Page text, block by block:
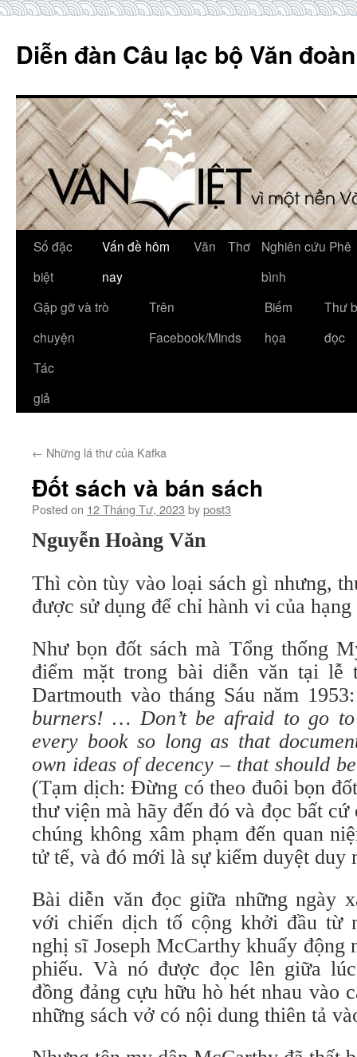
content
Diễn đàn Câu lạc bộ Văn
Số đặc
biệt
Vấn đề hôm
nay
Văn Thơ
Nghiên cứu Phê
bình
Gặp gỡ và trò
chuyện
Trên
Facebook/Minds
Biếm
họa
Thư
đọc
Tác
giả
← Những lá thư của Kafka
Đốt sách và bán sách
Posted on 12 Tháng Tư, 2023 bypost3
Nguyễn Hoàng Văn
Thì còn tùy vào loại sách gì nhưng,
được sử dụng để chỉ hành vi của
Như bọn đốt sách mà Tổng thống
điểm mặt trong bài diễn văn tại
Dartmouth vào tháng Sáu năm
burners! … Don’t be afraid to go
every book so long as that
own ideas of decency– that should
(Tạm dịch: Đừng có theo đuôi bọn
thư viện mà hãy đến đó và đọc bất cứ
chúng không xâm phạm đến quan
tử tế, và đó mới là sự kiểm duyệt duy
Bài diễn văn đọc giữa những ngày
với chiến dịch tố cộng khởi đầu từ
nghị sĩ Joseph McCarthy khuấy động
phiếu. Và nó được đọc lên giữa
đồng đảng cựu hữu hò hét nhau vào
những sách vở có nội dung thiên tả